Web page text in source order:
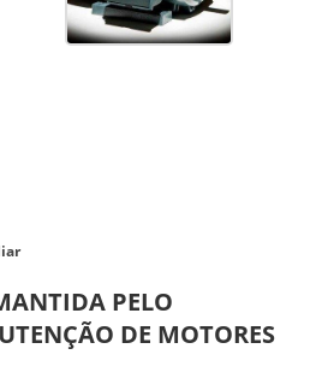
PELO
DE MOTORES